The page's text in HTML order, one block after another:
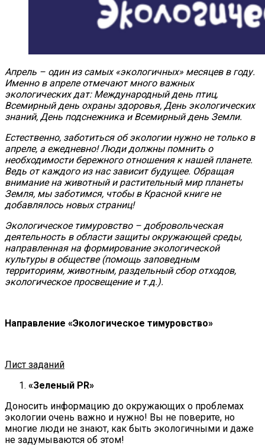
Апрель – один из самых «экологичных» месяцев в году.
Именно в апреле отмечают много важных
экологических дат: Международный день птиц,
Всемирный день охраны здоровья, День экологических
знаний, День подснежника и Всемирный день Земли.
Естественно, заботиться об экологии нужно не только в
апреле, а ежедневно! Люди должны помнить о
необходимости бережного отношения к нашей планете.
Ведь от каждого из нас зависит будущее. Обращая
внимание на животный и растительный мир планеты
Земля, мы заботимся, чтобы в Красной книге не
добавлялось новых страниц!
Экологическое тимуровство – добровольческая
деятельность в области защиты окружающей среды,
направленная на формирование экологической
культуры в обществе (помощь заповедным
территориям, животным, раздельный сбор отходов,
экологическое просвещение и т.д.).
Направление «Экологическое тимуровство»
Лист заданий
«Зеленый PR»
Доносить информацию до окружающих о проблемах
экологии очень важно и нужно! Вы не поверите, но
многие люди не знают, как быть экологичными и даже
не задумываются об этом!